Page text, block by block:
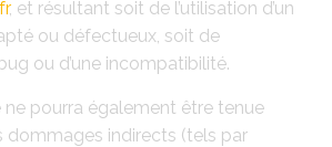
, et résultant soit de l’utilisation d’un
ou défectueux, soit de
ou d’une incompatibilité.
ne pourra également être tenue
dommages indirects (tels par